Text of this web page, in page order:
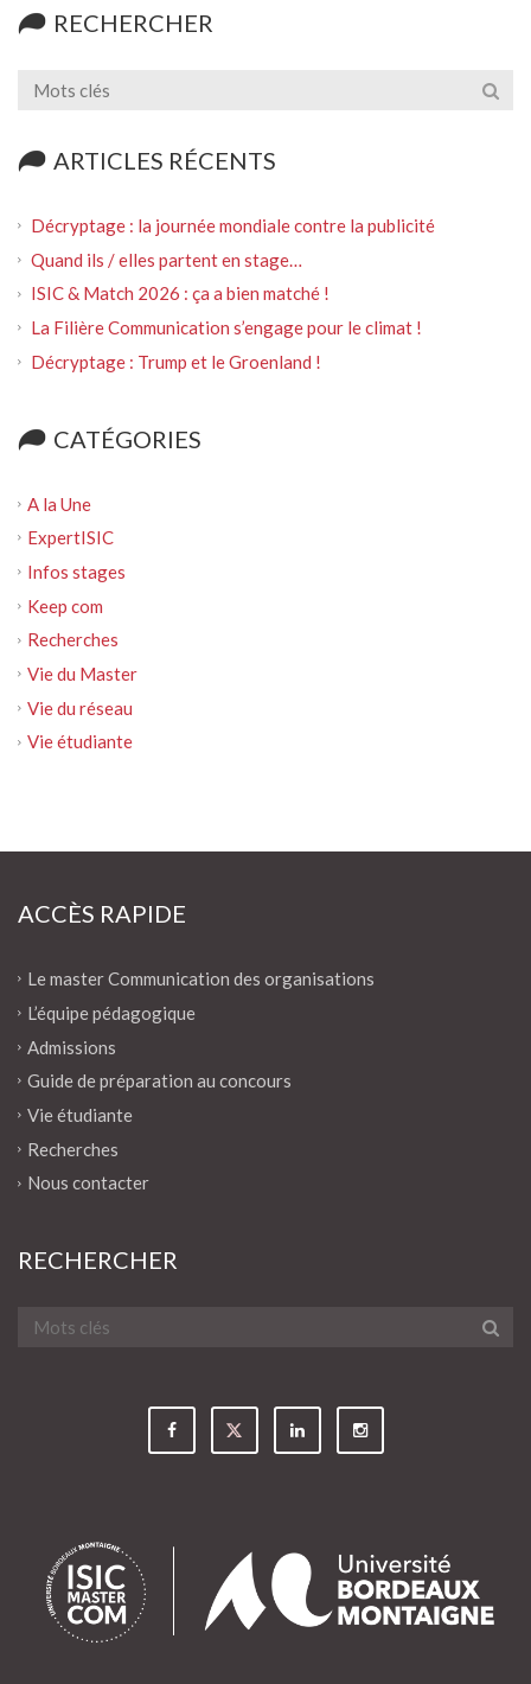
RECHERCHER
ARTICLES RÉCENTS
Décryptage : la journée mondiale contre la publicité
Quand ils / elles partent en stage…
ISIC & Match 2026 : ça a bien matché !
La Filière Communication s’engage pour le climat !
Décryptage : Trump et le Groenland !
CATÉGORIES
A la Une
ExpertISIC
Infos stages
Keep com
Recherches
Vie du Master
Vie du réseau
Vie étudiante
ACCÈS RAPIDE
Le master Communication des organisations
L’équipe pédagogique
Admissions
Guide de préparation au concours
Vie étudiante
Recherches
Nous contacter
RECHERCHER